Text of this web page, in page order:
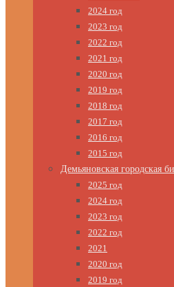
2024 год
2023 год
2022 год
2021 год
2020 год
2019 год
2018 год
2017 год
2016 год
2015 год
Демьяновская городская
2025 год
2024 год
2023 год
2022 год
2021
2020 год
2019 год